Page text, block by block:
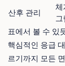
산후 관리
체
표에서 볼 수 있
핵심적인 응급
르기까지 모든